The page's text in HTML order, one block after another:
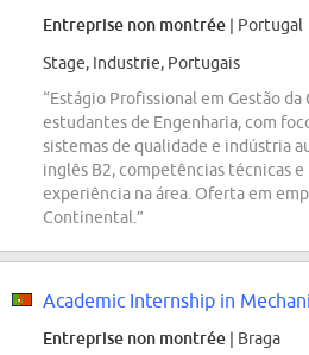
Entreprise non montrée | Portugal
Stage, Industrie, Portugais
“Estágio Profissional em Gestão da
estudantes de Engenharia, com
sistemas de qualidade e indústria
inglês B2, competências técnicas
experiência na área. Oferta em
Continental.”
Entreprise non montrée | Braga